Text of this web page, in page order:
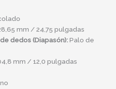
mm / 24,75 pulgadas
dedos (Diapasón):Palo de
mm / 12,0 pulgadas